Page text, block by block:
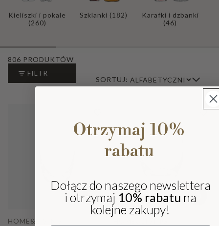
Kieliszki i pokale
(260)
Szklanki (182)
Karafki i dzbanki
(46)
806 PRODUKTÓW
FILTR
SORTUJ:
HOME&LIVING
Otrzymaj 10%
rabatu
Dołącz do naszego newslettera
i otrzymaj 10% rabatu na
kolejne zakupy!